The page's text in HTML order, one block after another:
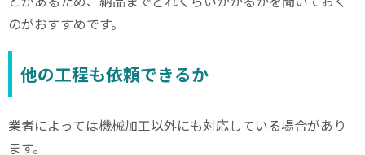
のがおすすめです。
他の工程も依頼できるか
業者によっては機械加工以外にも対応している場合があり
ます。